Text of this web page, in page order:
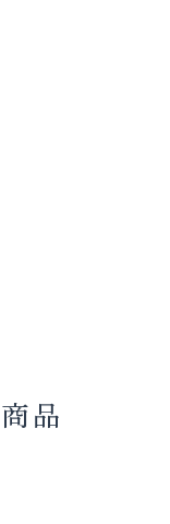
品